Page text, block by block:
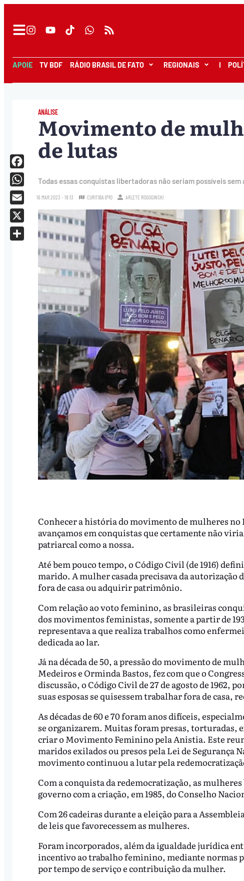
APOIE TV BDF RÁDIO BRASIL DE FATO REGIONAIS I
ANÁLISE
Movimento de
de lutas
Todas essas conquistas libertadoras não seriam possíveis sem
16.MAR.2023 - 18:13 CURITIBA (PR) ARLETE ROGOGINSKI
Conhecer a história do movimento de mulheres
avançamos em conquistas que certamente não
patriarcal como a nossa.
Até bem pouco tempo, o Código Civil (de 1916)
marido. A mulher casada precisava da
fora de casa ou adquirir patrimônio.
Com relação ao voto feminino, as brasileiras
dos movimentos feministas, somente a partir de
representava a que realiza trabalhos como
dedicada ao lar.
Já na década de 50, a pressão do movimento de
Medeiros e Orminda Bastos, fez com que o
discussão, o Código Civil de 27 de agosto de 1962,
suas esposas se quisessem trabalhar fora de casa,
As décadas de 60 e 70 foram anos difíceis,
se organizarem. Muitas foram presas, torturadas,
criar o Movimento Feminino pela Anistia. Este
maridos exilados ou presos pela Lei de Segurança
movimento continuou a lutar pela
Com a conquista da redemocratização, as
governo com a criação, em 1985, do Conselho
Com 26 cadeiras durante a eleição para a
de leis que favorecessem as mulheres.
Foram incorporados, além da igualdade jurídica
incentivo ao trabalho feminino, mediante normas
por tempo de serviço e contribuição da mulher.
Facebook
WhatsApp
Email
X